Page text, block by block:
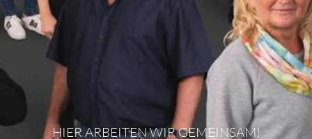
HIER ARBEITEN WIR GEMEINSAM!